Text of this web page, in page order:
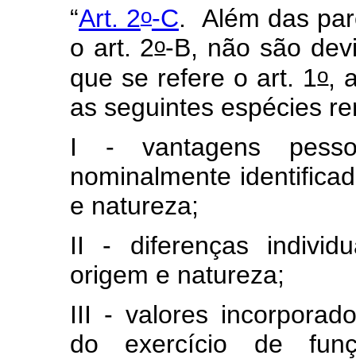
“Art. 2o-C. Além das
o art. 2o-B, não são
que se refere o art. 1o,
as seguintes espécies
I - vantagens
nominalmente
e natureza;
II - diferenças
origem e natureza;
III - valores
do exercício de